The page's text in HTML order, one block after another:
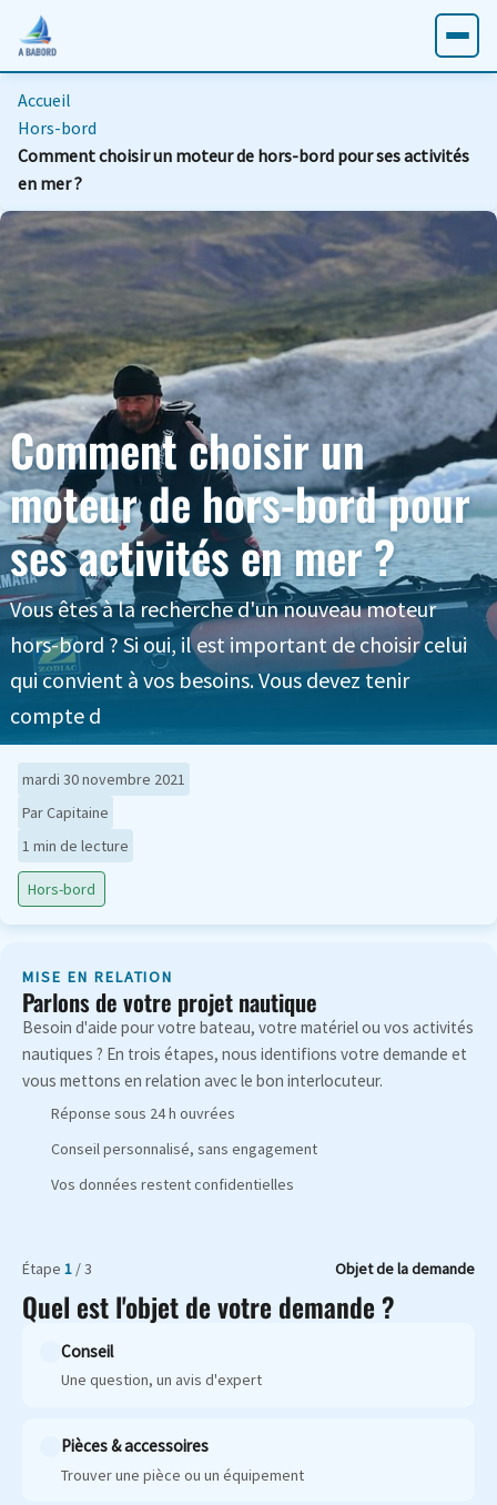
Accueil
Hors-bord
Comment choisir un moteur de hors-bord pour ses activités
en mer ?
Comment choisir un
moteur de hors-bord pour
ses activités en mer ?
Vous êtes à la recherche d'un nouveau moteur
hors-bord ? Si oui, il est important de choisir celui
qui convient à vos besoins. Vous devez tenir
compte d
mardi 30 novembre 2021
Par Capitaine
1 min de lecture
Hors-bord
MISE EN RELATION
Parlons de votre projet nautique
Besoin d'aide pour votre bateau, votre matériel ou vos activités
nautiques ? En trois étapes, nous identifions votre demande et
vous mettons en relation avec le bon interlocuteur.
Réponse sous 24 h ouvrées
Conseil personnalisé, sans engagement
Vos données restent confidentielles
Étape 1 / 3 Objet de la demande
Quel est l'objet de votre demande ?
Conseil
Une question, un avis d'expert
Pièces & accessoires
Trouver une pièce ou un équipement